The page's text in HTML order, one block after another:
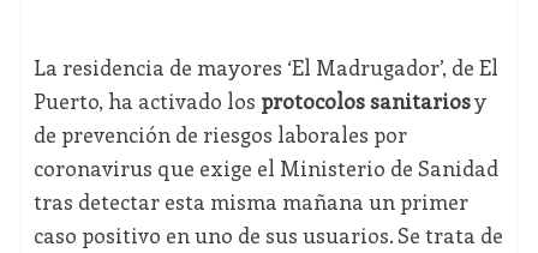
La residencia de mayores ‘El Madrugador’, de El
Puerto, ha activado los protocolos sanitariosy
de prevención de riesgos laborales por
coronavirus que exige el Ministerio de Sanidad
tras detectar esta misma mañana un primer
caso positivo en uno de sus usuarios. Se trata de